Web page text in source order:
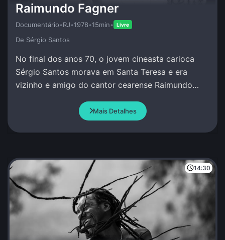
Raimundo Fagner
Documentário•RJ•1978•15min• Livre
De Sérgio Santos
No final dos anos 70, o jovem cineasta carioca
Sérgio Santos morava em Santa Teresa e era
vizinho e amigo do cantor cearense Raimundo
primeiros frutos de uma carreira sólida.
Mais Detalhes
14:30